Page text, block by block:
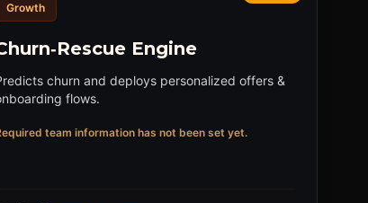
Growth
Engine
churn and deploys personalized offers &
flows.
team information has not been set yet.